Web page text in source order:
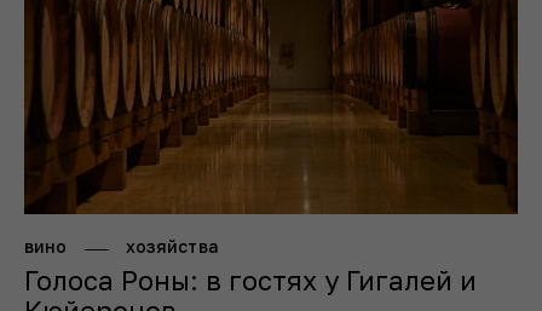
вино хозяйства
Голоса Роны: в гостях у Гигалей и